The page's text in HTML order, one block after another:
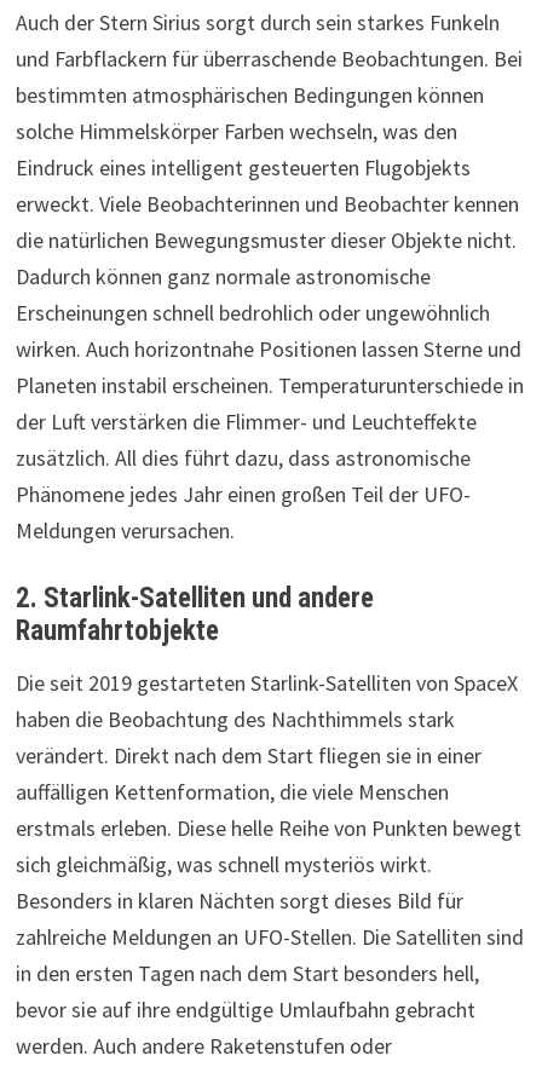
Auch der Stern Sirius sorgt durch sein starkes Funkeln
und Farbflackern für überraschende Beobachtungen. Bei
bestimmten atmosphärischen Bedingungen können
solche Himmelskörper Farben wechseln, was den
Eindruck eines intelligent gesteuerten Flugobjekts
erweckt. Viele Beobachterinnen und Beobachter kennen
die natürlichen Bewegungsmuster dieser Objekte nicht.
Dadurch können ganz normale astronomische
Erscheinungen schnell bedrohlich oder ungewöhnlich
wirken. Auch horizontnahe Positionen lassen Sterne und
Planeten instabil erscheinen. Temperaturunterschiede in
der Luft verstärken die Flimmer- und Leuchteffekte
zusätzlich. All dies führt dazu, dass astronomische
Phänomene jedes Jahr einen großen Teil der UFO-
Meldungen verursachen.
2. Starlink-Satelliten und andere
Raumfahrtobjekte
Die seit 2019 gestarteten Starlink-Satelliten von SpaceX
haben die Beobachtung des Nachthimmels stark
verändert. Direkt nach dem Start fliegen sie in einer
auffälligen Kettenformation, die viele Menschen
erstmals erleben. Diese helle Reihe von Punkten bewegt
sich gleichmäßig, was schnell mysteriös wirkt.
Besonders in klaren Nächten sorgt dieses Bild für
zahlreiche Meldungen an UFO-Stellen. Die Satelliten sind
in den ersten Tagen nach dem Start besonders hell,
bevor sie auf ihre endgültige Umlaufbahn gebracht
werden. Auch andere Raketenstufen oder